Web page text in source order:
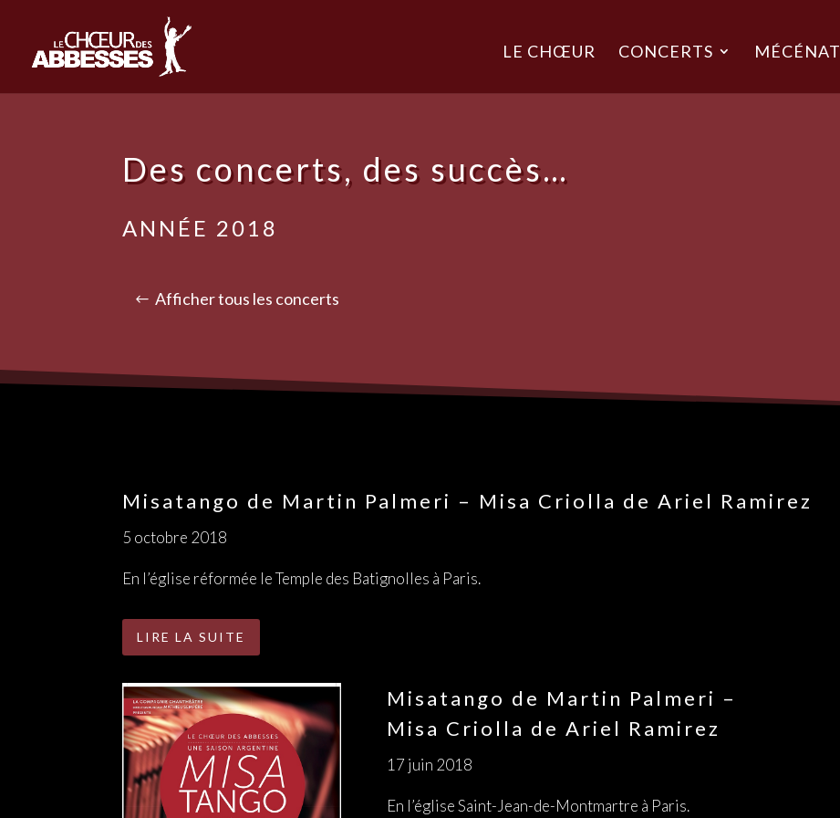
LE CHŒUR CONCERTS MÉCÉNAT
Des concerts, des succès…
ANNÉE 2018
Afficher tous les concerts
Misatango de Martin Palmeri – Misa Criolla de Ariel Ramirez
5 octobre 2018
En l’église réformée le Temple des Batignolles à Paris.
LIRE LA SUITE
Misatango de Martin Palmeri –
Misa Criolla de Ariel Ramirez
17 juin 2018
En l’église Saint-Jean-de-Montmartre à Paris.